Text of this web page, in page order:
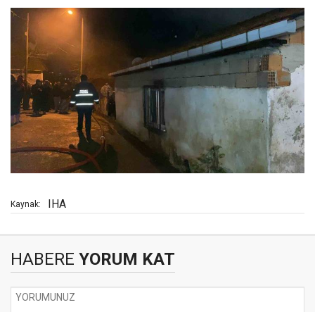
Kaynak: IHA
HABERE YORUM KAT